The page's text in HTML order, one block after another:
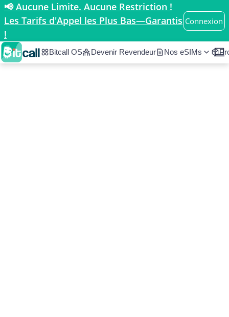
📢 Aucune Limite. Aucune Restriction !
Les Tarifs d'Appel les Plus Bas—Garantis
!
Connexion
Bitcall OS Devenir Revendeur Nos eSIMs
Accueil / Pays / Sweden
Tarifs d’appel et